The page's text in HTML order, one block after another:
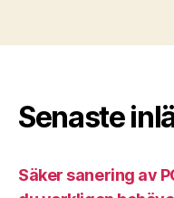
Senaste
Säker sanering av